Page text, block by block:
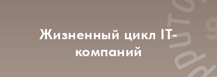
Жизненный цикл IT-
компаний